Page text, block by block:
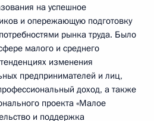
на успешное
и опережающую подготовку
рынка труда. Было
малого и среднего
изменения
предпринимателей и лиц,
доход, а также
проекта «Малое
и поддержка